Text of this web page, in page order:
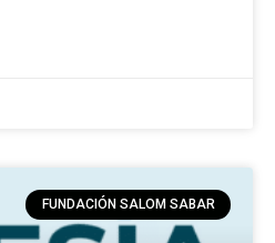
FUNDACIÓN SALOM SABAR